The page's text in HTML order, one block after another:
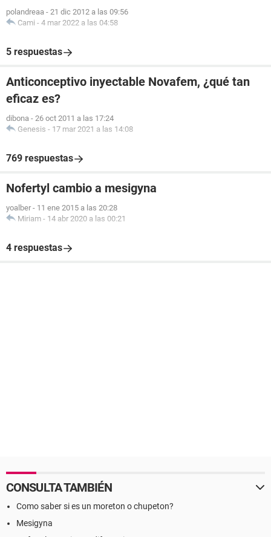
polandreaa - 21 dic 2012 a las 09:56
Cami - 4 mar 2022 a las 04:58
5 respuestas
Anticonceptivo inyectable Novafem, ¿qué tan
eficaz es?
dibona - 26 oct 2011 a las 17:24
Genesis - 17 mar 2021 a las 14:08
769 respuestas
Nofertyl cambio a mesigyna
yoalber - 11 ene 2015 a las 20:28
Miriam - 14 abr 2020 a las 00:21
4 respuestas
CONSULTA TAMBIÉN
Como saber si es un moreton o chupeton?
Mesigyna